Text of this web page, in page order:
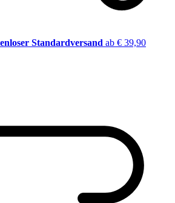
Standardversand ab € 39,90